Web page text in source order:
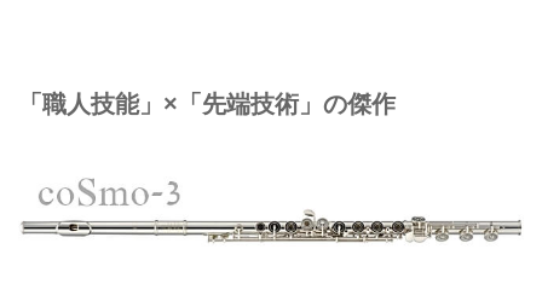
「職人技能」×「先端技術」の傑作